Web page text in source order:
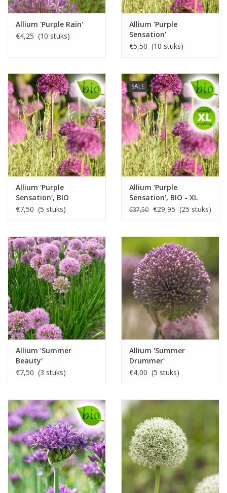
Allium 'Purple Rain'
€4,25 (10 stuks)
Allium 'Purple
Sensation'
€5,50 (10 stuks)
Allium 'Purple
Sensation', BIO
€7,50 (5 stuks)
SALE
Allium 'Purple
Sensation', BIO - XL
voordeelverpakking
€37,50 €29,95 (25 stuks)
Allium 'Summer
Beauty'
€7,50 (3 stuks)
Allium 'Summer
Drummer'
€4,00 (5 stuks)